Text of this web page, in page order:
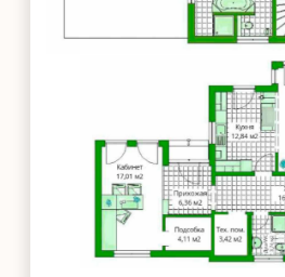
ПОНРАВИЛСЯ
ПРОЕКТ
«ВЕСНА»?